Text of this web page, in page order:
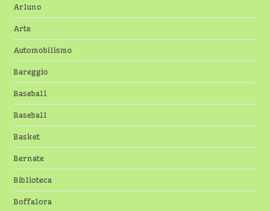
Arluno
Arte
Automobilismo
Bareggio
Baseball
Baseball
Basket
Bernate
Biblioteca
Boffalora